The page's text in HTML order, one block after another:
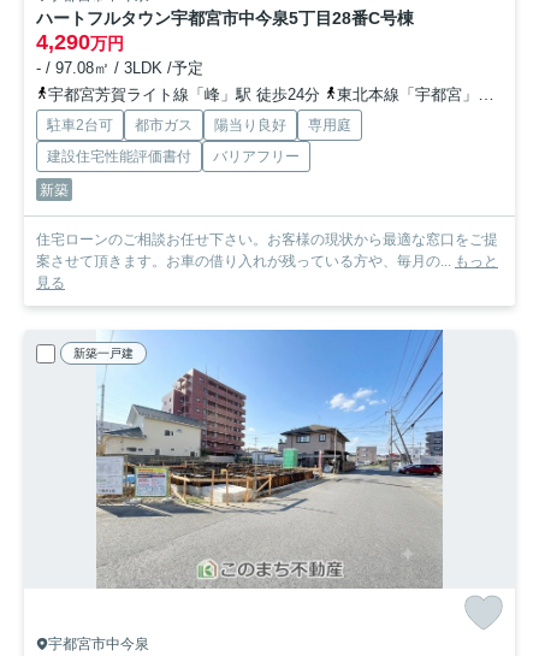
ハートフルタウン宇都宮市中今泉5丁目28番C号棟
4,290万円
- / 97.08㎡ / 3LDK /予定
宇都宮芳賀ライト線「峰」駅 徒歩24分
東北本線「宇都宮」駅 徒歩33分
駐車2台可 都市ガス 陽当り良好
専用庭
建設住宅性能評価書付
バリアフリー
新築
住宅ローンのご相談お任せ下さい。お客様の現状から最適な窓口をご提
案させて頂きます。お車の借り入れが残っている方や、毎月の... もっと
見る
新築一戸建
宇都宮市中今泉